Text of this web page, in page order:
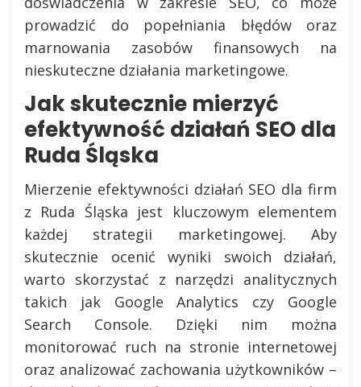
prowadzić do popełniania błędów oraz
marnowania zasobów finansowych na
nieskuteczne działania marketingowe.
Jak skutecznie mierzyć
efektywność działań SEO dla
Ruda Śląska
Mierzenie efektywności działań SEO dla firm
z Ruda Śląska jest kluczowym elementem
każdej strategii marketingowej. Aby
skutecznie ocenić wyniki swoich działań,
warto skorzystać z narzędzi analitycznych
takich jak Google Analytics czy Google
Search Console. Dzięki nim można
monitorować ruch na stronie internetowej
oraz analizować zachowania użytkowników –